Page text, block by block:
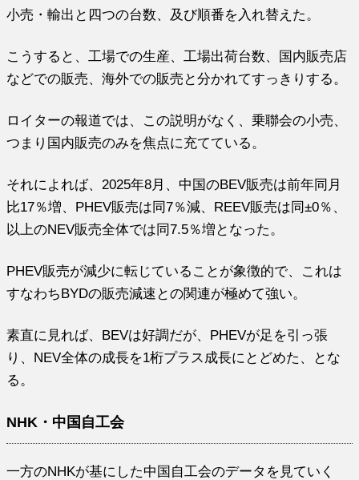
小売・輸出と四つの台数、及び順番を入れ替えた。
こうすると、工場での生産、工場出荷台数、国内販売店
などでの販売、海外での販売と分かれてすっきりする。
ロイターの報道では、この説明がなく、乗聯会の小売、
つまり国内販売のみを焦点に充てている。
それによれば、2025年8月、中国のBEV販売は前年同月
比17％増、PHEV販売は同7％減、REEV販売は同±0％、
以上のNEV販売全体では同7.5％増となった。
PHEV販売が減少に転じていることが象徴的で、これは
すなわちBYDの販売減速との関連が極めて強い。
素直に見れば、BEVは好調だが、PHEVが足を引っ張
り、NEV全体の成長を1桁プラス成長にとどめた、とな
る。
NHK・中国自工会
一方のNHKが基にした中国自工会のデータを見ていく